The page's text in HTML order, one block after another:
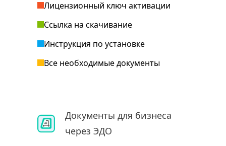
Лицензионный ключ активации
Ссылка на скачивание
Инструкция по установке
Все необходимые документы
Документы для бизнеса
через ЭДО